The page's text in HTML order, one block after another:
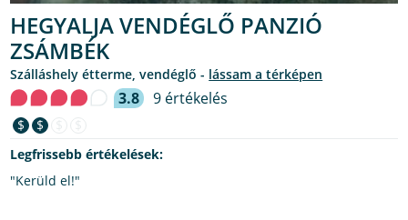
HEGYALJA VENDÉGLŐ PANZIÓ
ZSÁMBÉK
szálláshely étterme, vendéglő - lássam a térképen
3.8 9 értékelés
$ $
Legfrissebb értékelések:
"Kerüld el!"